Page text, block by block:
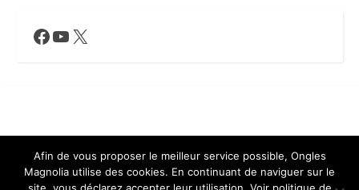
Facebook
YouTube
X
Afin de vous proposer le meilleur service possible, Ongles
Magnolia utilise des cookies. En continuant de naviguer sur le